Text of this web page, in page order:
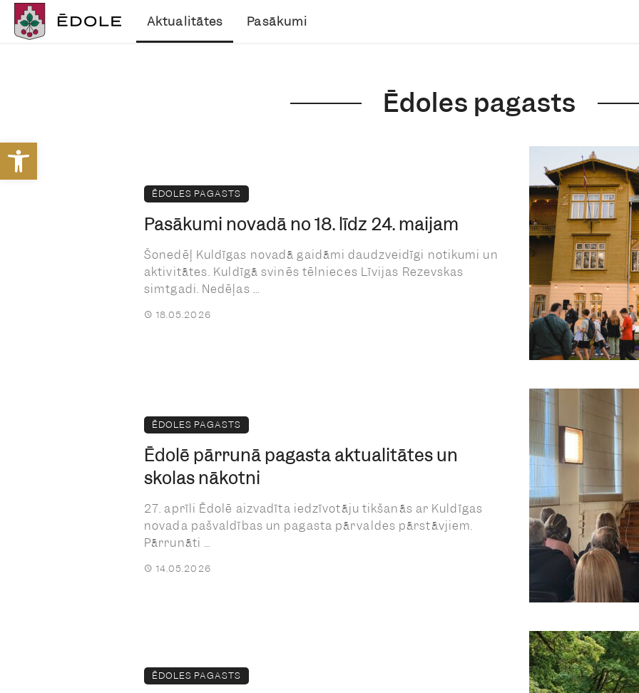
Open toolbar
Aktualitātes Pasākumi
Ēdoles pagasts
ĒDOLES PAGASTS
Pasākumi novadā no 18. līdz 24. maijam
Šonedēļ Kuldīgas novadā gaidāmi daudzveidīgi notikumi un
aktivitātes. Kuldīgā svinēs tēlnieces Līvijas Rezevskas
simtgadi. Nedēļas ...
18.05.2026
ĒDOLES PAGASTS
Ēdolē pārrunā pagasta aktualitātes un
skolas nākotni
27. aprīli Ēdolē aizvadīta iedzīvotāju tikšanās ar Kuldīgas
novada pašvaldības un pagasta pārvaldes pārstāvjiem.
Pārrunāti ...
14.05.2026
ĒDOLES PAGASTS